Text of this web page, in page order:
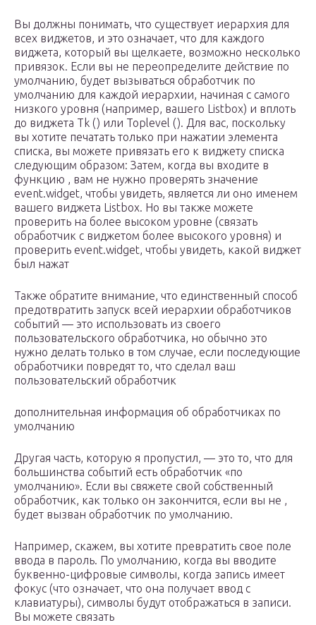
Вы должны понимать, что существует иерархия для
всех виджетов, и это означает, что для каждого
виджета, который вы щелкаете, возможно несколько
привязок. Если вы не переопределите действие по
умолчанию, будет вызываться обработчик по
умолчанию для каждой иерархии, начиная с самого
низкого уровня (например, вашего Listbox) и вплоть
до виджета Tk () или Toplevel (). Для вас, поскольку
вы хотите печатать только при нажатии элемента
списка, вы можете привязать его к виджету списка
следующим образом: Затем, когда вы входите в
функцию , вам не нужно проверять значение
event.widget, чтобы увидеть, является ли оно именем
вашего виджета Listbox. Но вы также можете
проверить на более высоком уровне (связать
обработчик с виджетом более высокого уровня) и
проверить event.widget, чтобы увидеть, какой виджет
был нажат
Также обратите внимание, что единственный способ
предотвратить запуск всей иерархии обработчиков
событий — это использовать из своего
пользовательского обработчика, но обычно это
нужно делать только в том случае, если последующие
обработчики повредят то, что сделал ваш
пользовательский обработчик
дополнительная информация об обработчиках по
умолчанию
Другая часть, которую я пропустил, — это то, что для
большинства событий есть обработчик «по
умолчанию». Если вы свяжете свой собственный
обработчик, как только он закончится, если вы не ,
будет вызван обработчик по умолчанию.
Например, скажем, вы хотите превратить свое поле
ввода в пароль. По умолчанию, когда вы вводите
буквенно-цифровые символы, когда запись имеет
фокус (что означает, что она получает ввод с
клавиатуры), символы будут отображаться в записи.
Вы можете связать